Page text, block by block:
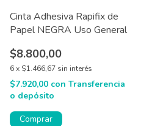
Cinta Adhesiva Rapifix de
Papel NEGRA Uso General
$8.800,00
6x $1.466,67 sin interés
$7.920,00 con Transferencia
o depósito
Comprar